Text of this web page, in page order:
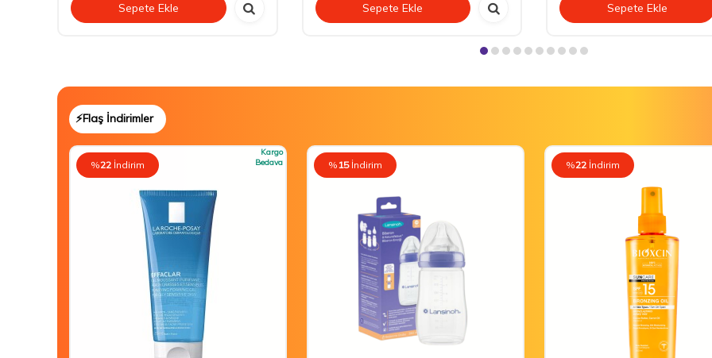
Sepete Ekle Sepete Ekle Sepete Ekle
⚡Flaş İndirimler
%22 İndirim
Kargo
Bedava
%15 İndirim %22 İndirim